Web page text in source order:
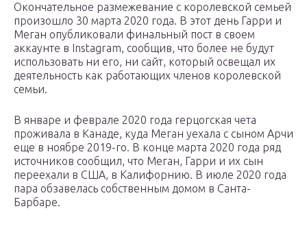
Окончательное размежевание с королевской семьей
произошло 30 марта 2020 года. В этот день Гарри и
Меган опубликовали финальный пост в своем
аккаунте в Instagram, сообщив, что более не будут
использовать ни его, ни сайт, который освещал их
деятельность как работающих членов королевской
семьи.
В январе и феврале 2020 года герцогская чета
проживала в Канаде, куда Меган уехала с сыном Арчи
еще в ноябре 2019-го. В конце марта 2020 года ряд
источников сообщил, что Меган, Гарри и их сын
переехали в США, в Калифорнию. В июле 2020 года
пара обзавелась собственным домом в Санта-
Барбаре.